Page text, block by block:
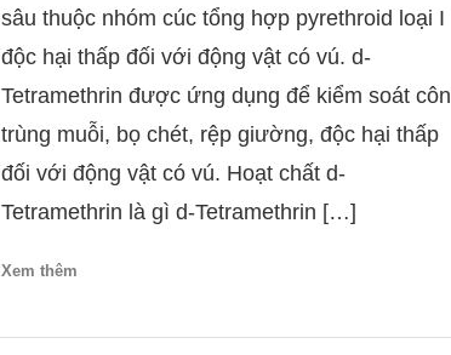
sâu thuộc nhóm cúc tổng hợp pyrethroid loại I
độc hại thấp đối với động vật có vú. d-
Tetramethrin được ứng dụng để kiểm soát côn
trùng muỗi, bọ chét, rệp giường, độc hại thấp
đối với động vật có vú. Hoạt chất d-
Tetramethrin là gì d-Tetramethrin […]
Xem thêm